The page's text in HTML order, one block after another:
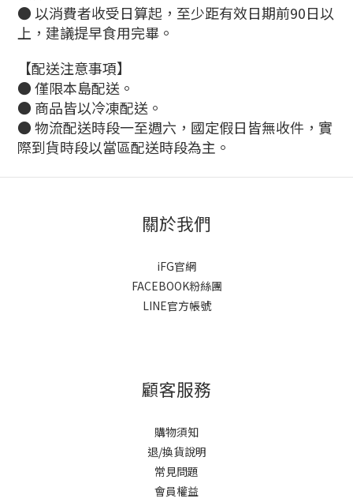
●以消費者收受日算起，至少距有效日期前90日以
上，建議提早食用完畢。
【配送注意事項】
● 僅限本島配送。
● 商品皆以冷凍配送。
●物流配送時段一至週六，國定假日皆無收件，實
際到貨時段以當區配送時段為主。
關於我們
iFG官網
FACEBOOK粉絲團
LINE官方帳號
顧客服務
購物須知
退/換貨說明
常見問題
會員權益